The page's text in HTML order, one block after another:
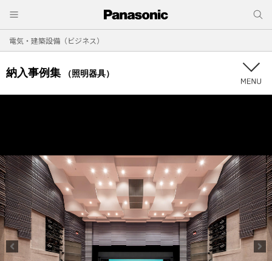
電気・建築設備（ビジネス）
納入事例集 （照明器具）